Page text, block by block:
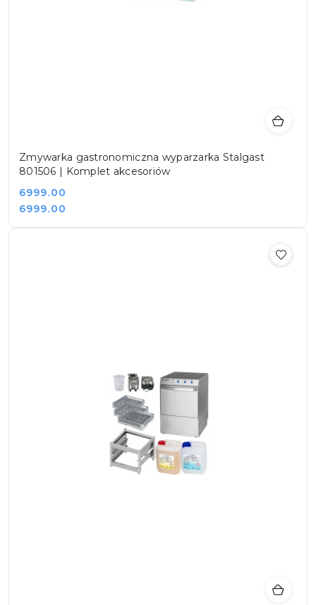
Zmywarka gastronomiczna wyparzarka Stalgast
801506 | Komplet akcesoriów
Cena:
6999.00
Cena:
6999.00